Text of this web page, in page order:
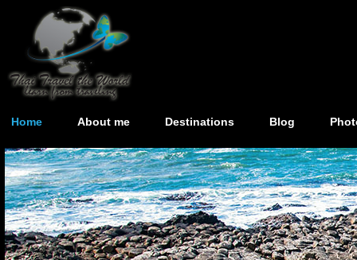
Home About me Destinations Blog